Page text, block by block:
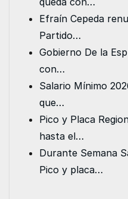
o
o
k
e
r
d
n
Efraín Cepeda
Partido…
Gobierno De la
con…
Salario Mínimo
que…
Pico y Placa
hasta el…
Durante Semana
Pico y placa…